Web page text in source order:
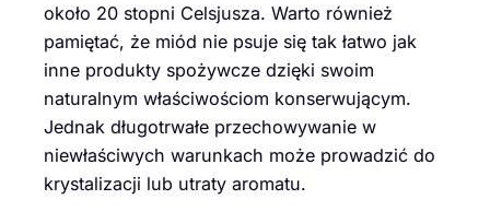
około 20 stopni Celsjusza. Warto również
pamiętać, że miód nie psuje się tak łatwo jak
inne produkty spożywcze dzięki swoim
naturalnym właściwościom konserwującym.
Jednak długotrwałe przechowywanie w
niewłaściwych warunkach może prowadzić do
krystalizacji lub utraty aromatu.